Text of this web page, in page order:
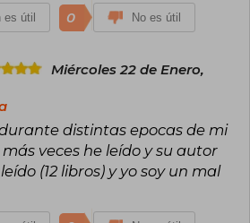
es útil 0 No es útil
Miércoles 22 de Enero,
distintas epocas de mi
veces he leído y su autor
(12 libros) y yo soy un mal